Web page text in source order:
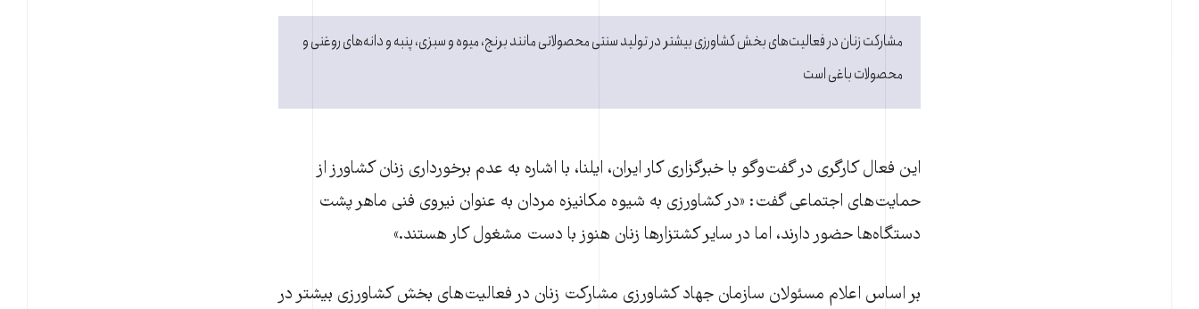
مشارکت زنان در فعالیت‌های بخش کشاورزی بیشتر در تولید سنتی محصولاتی مانند برنج، میوه و سبزی، پنبه و دانه‌های روغنی و
محصولات باغی است
این فعال کارگری در گفت‌وگو با خبرگزاری کار ایران، ایلنا، با اشاره به عدم برخورداری زنان کشاورز از
حمایت‌های اجتماعی گفت: «در کشاورزی به شیوه مکانیزه مردان به عنوان نیروی فنی ماهر پشت
دستگاه‌ها حضور دارند، اما در سایر کشتزار‌ها زنان هنوز با دست مشغول کار هستند.»
بر اساس اعلام مسئولان سازمان جهاد کشاورزی مشارکت زنان در فعالیت‌های بخش کشاورزی بیشتر در